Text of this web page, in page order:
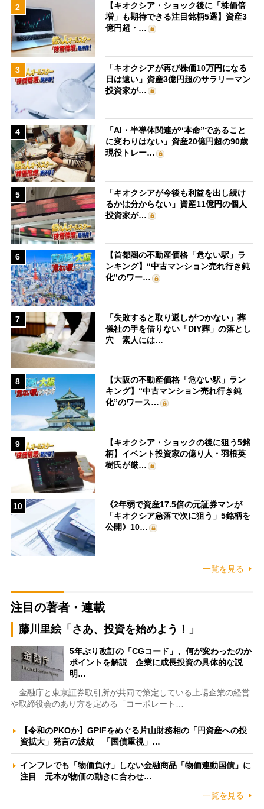
2
【キオクシア・ショック後に「株価倍
増」も期待できる注目銘柄5選】資産3
億円超・…
3
「キオクシアが再び株価10万円になる
日は遠い」資産3億円超のサラリーマン
投資家が…
4
「AI・半導体関連が“本命”であること
に変わりはない」資産20億円超の90歳
現役トレー…
5
「キオクシアが今後も利益を出し続け
るかは分からない」資産11億円の個人
投資家が…
6
【首都圏の不動産価格「危ない駅」ラ
ンキング】“中古マンション売れ行き鈍
化”のワー…
7
「失敗すると取り返しがつかない」葬
儀社の手を借りない「DIY葬」の落とし
穴 素人には…
8
【大阪の不動産価格「危ない駅」ラン
キング】“中古マンション売れ行き鈍
化”のワース…
9
【キオクシア・ショックの後に狙う5銘
柄】イベント投資家の億り人・羽根英
樹氏が厳…
10
《2年弱で資産17.5倍の元証券マンが
「キオクシア急落で次に狙う」5銘柄を
公開》10…
一覧を見る
注目の著者・連載
藤川里絵「さあ、投資を始めよう！」
5年ぶり改訂の「CGコード」、何が変わったのか
ポイントを解説 企業に成長投資の具体的な説
明…
金融庁と東京証券取引所が共同で策定している上場企業の経営
や取締役会のあり方を定める「コーポレート…
【令和のPKOか】GPIFをめぐる片山財務相の「円資産への投
資拡大」発言の波紋 「国債重視」…
インフレでも「物価負け」しない金融商品「物価連動国債」に
注目 元本が物価の動きに合わせ…
一覧を見る